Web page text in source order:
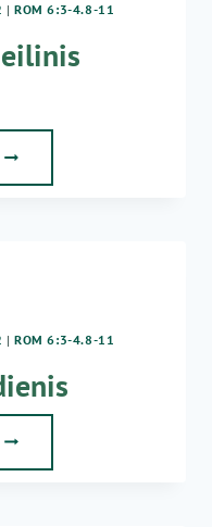
| ROM 6:3-4.8-11
| ROM 6:3-4.8-11